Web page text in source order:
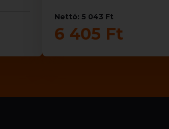
Nettó: 5 043 Ft
6 405 Ft